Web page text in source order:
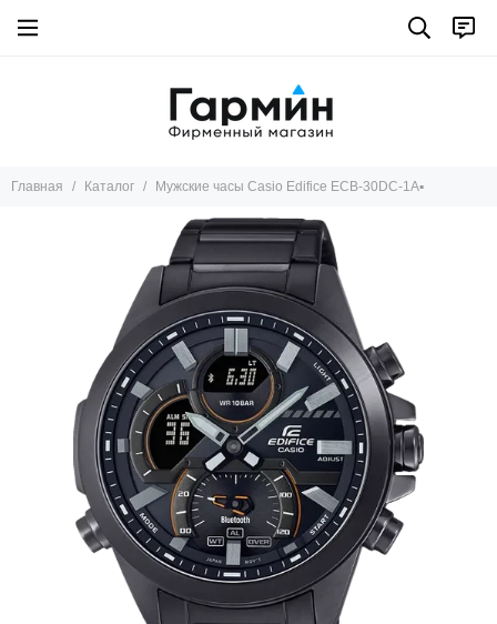
Главная Каталог Мужские часы Casio Edifice ECB-30DC-1A▪